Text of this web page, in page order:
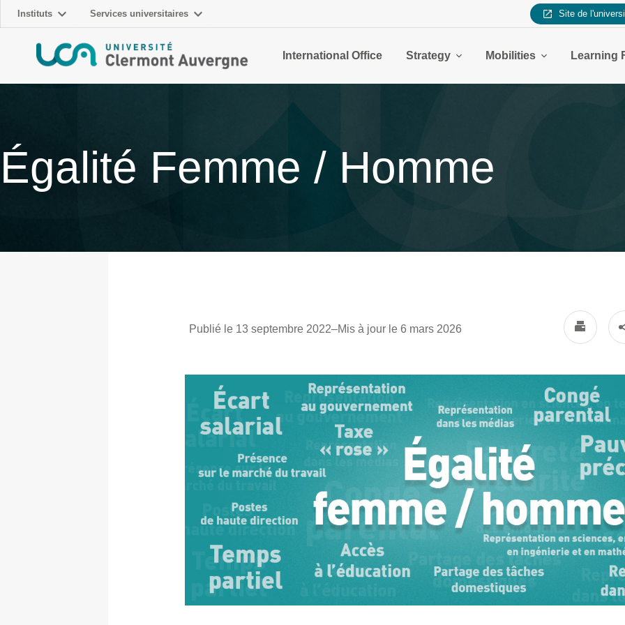
Instituts Services universitaires Site de
International Office Strategy Mobilities Learning
Égalité Femme / Homme
Publié le 13 septembre 2022–Mis à jour le 6 mars 2026